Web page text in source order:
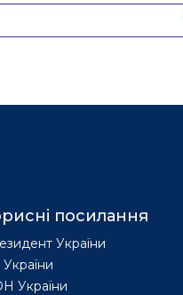
посилання
України
України